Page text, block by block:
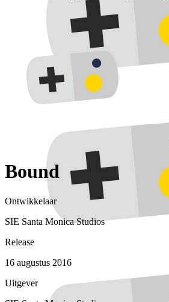
Bound
Ontwikkelaar
SIE Santa Monica Studios
Release
16 augustus 2016
Uitgever